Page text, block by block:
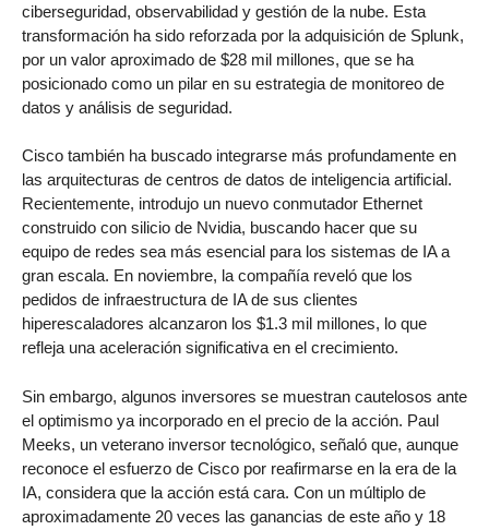
ciberseguridad, observabilidad y gestión de la nube. Esta
transformación ha sido reforzada por la adquisición de Splunk,
por un valor aproximado de $28 mil millones, que se ha
posicionado como un pilar en su estrategia de monitoreo de
datos y análisis de seguridad.
Cisco también ha buscado integrarse más profundamente en
las arquitecturas de centros de datos de inteligencia artificial.
Recientemente, introdujo un nuevo conmutador Ethernet
construido con silicio de Nvidia, buscando hacer que su
equipo de redes sea más esencial para los sistemas de IA a
gran escala. En noviembre, la compañía reveló que los
pedidos de infraestructura de IA de sus clientes
hiperescaladores alcanzaron los $1.3 mil millones, lo que
refleja una aceleración significativa en el crecimiento.
Sin embargo, algunos inversores se muestran cautelosos ante
el optimismo ya incorporado en el precio de la acción. Paul
Meeks, un veterano inversor tecnológico, señaló que, aunque
reconoce el esfuerzo de Cisco por reafirmarse en la era de la
IA, considera que la acción está cara. Con un múltiplo de
aproximadamente 20 veces las ganancias de este año y 18